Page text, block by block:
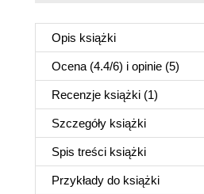
Opis książki
Ocena (4.4/6) i opinie (5)
Recenzje książki (1)
Szczegóły książki
Spis treści książki
Przykłady do książki